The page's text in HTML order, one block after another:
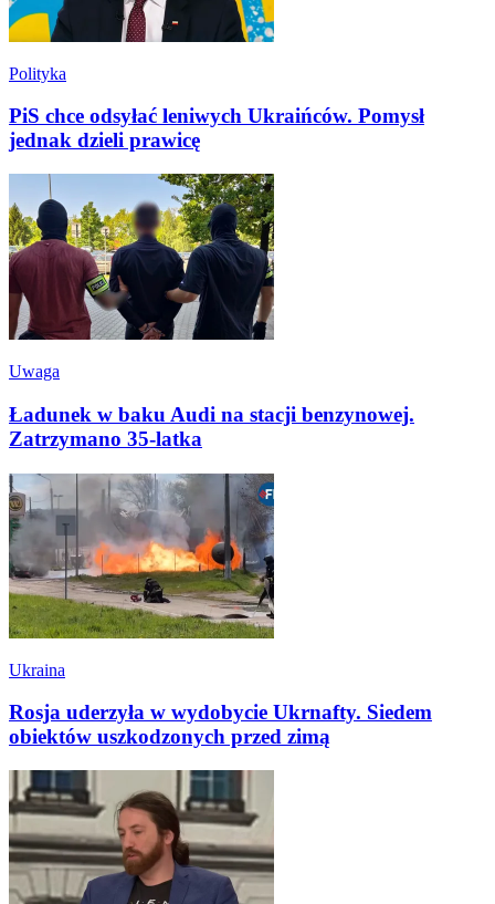
Polityka
PiS chce odsyłać leniwych Ukraińców. Pomysł
jednak dzieli prawicę
Uwaga
Ładunek w baku Audi na stacji benzynowej.
Zatrzymano 35-latka
Ukraina
Rosja uderzyła w wydobycie Ukrnafty. Siedem
obiektów uszkodzonych przed zimą